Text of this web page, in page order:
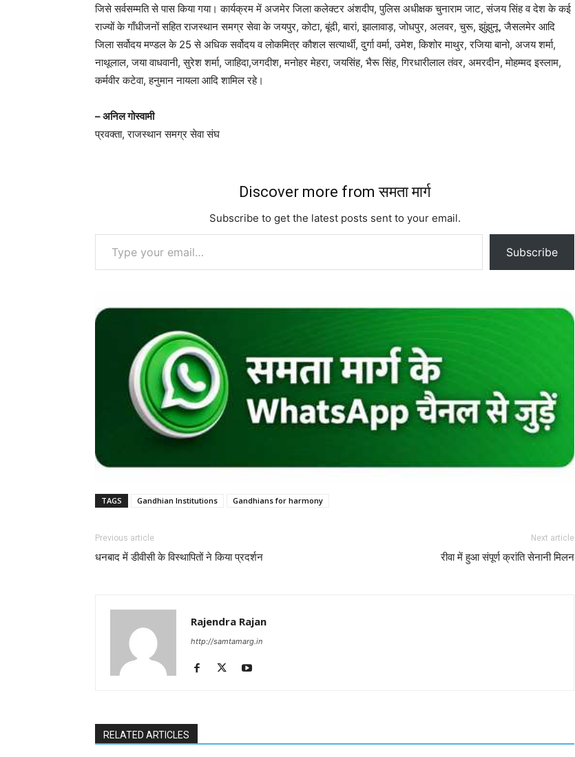
जिसे सर्वसम्मति से पास किया गया। कार्यक्रम में अजमेर जिला कलेक्टर अंशदीप, पुलिस अधीक्षक चुनाराम जाट, संजय सिंह व देश के कई
राज्यों के गाँधीजनों सहित राजस्थान समग्र सेवा के जयपुर, कोटा, बूंदी, बारां, झालावाड़, जोधपुर, अलवर, चुरू, झुंझुनू, जैसलमेर आदि
जिला सर्वोदय मण्डल के 25 से अधिक सर्वोदय व लोकमित्र कौशल सत्यार्थी, दुर्गा वर्मा, उमेश, किशोर माथुर, रजिया बानो, अजय शर्मा,
नाथूलाल, जया वाधवानी, सुरेश शर्मा, जाहिदा,जगदीश, मनोहर मेहरा, जयसिंह, भैरू सिंह, गिरधारीलाल तंवर, अमरदीन, मोहम्मद इस्लाम,
कर्मवीर कटेवा, हनुमान नायला आदि शामिल रहे।
– अनिल गोस्वामी
प्रवक्ता, राजस्थान समग्र सेवा संघ
Discover more from समता मार्ग
Subscribe to get the latest posts sent to your email.
Type your email…
Subscribe
TAGS Gandhian Institutions Gandhians for harmony
Previous article
धनबाद में डीवीसी के विस्थापितों ने किया प्रदर्शन
Next article
रीवा में हुआ संपूर्ण क्रांति सेनानी मिलन
Rajendra Rajan
http://samtamarg.in
RELATED ARTICLES